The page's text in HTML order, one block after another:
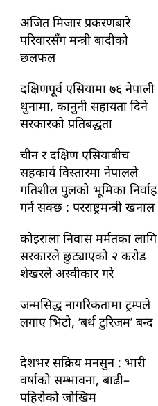
अजित मिजार प्रकरणबारे
परिवारसँग मन्त्री बादीको
छलफल
दक्षिणपूर्व एसियामा ७६ नेपाली
थुनामा, कानुनी सहायता दिने
सरकारको प्रतिबद्धता
चीन र दक्षिण एसियाबीच
सहकार्य विस्तारमा नेपालले
गतिशील पुलको भूमिका निर्वाह
गर्न सक्छ : परराष्ट्रमन्त्री खनाल
कोइराला निवास मर्मतका लागि
सरकारले छुट्याएको २ करोड
शेखरले अस्वीकार गरे
जन्मसिद्ध नागरिकतामा ट्रम्पले
लगाए भिटो, ‘बर्थ टुरिजम’ बन्द
देशभर सक्रिय मनसुन : भारी
वर्षाको सम्भावना, बाढी–
पहिरोको जोखिम